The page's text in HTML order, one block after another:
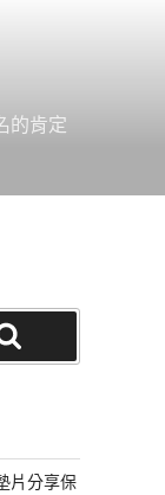
的肯定
片分享保